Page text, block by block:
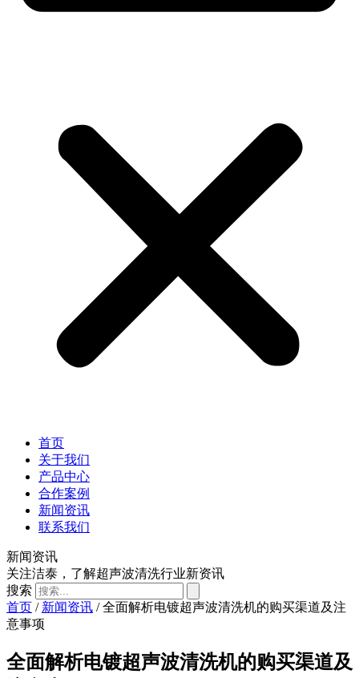
首页
关于我们
产品中心
合作案例
新闻资讯
联系我们
新闻资讯
关注洁泰，了解超声波清洗行业新资讯
搜索
首页 / 新闻资讯 / 全面解析电镀超声波清洗机的购买渠道及注
意事项
全面解析电镀超声波清洗机的购买渠道及